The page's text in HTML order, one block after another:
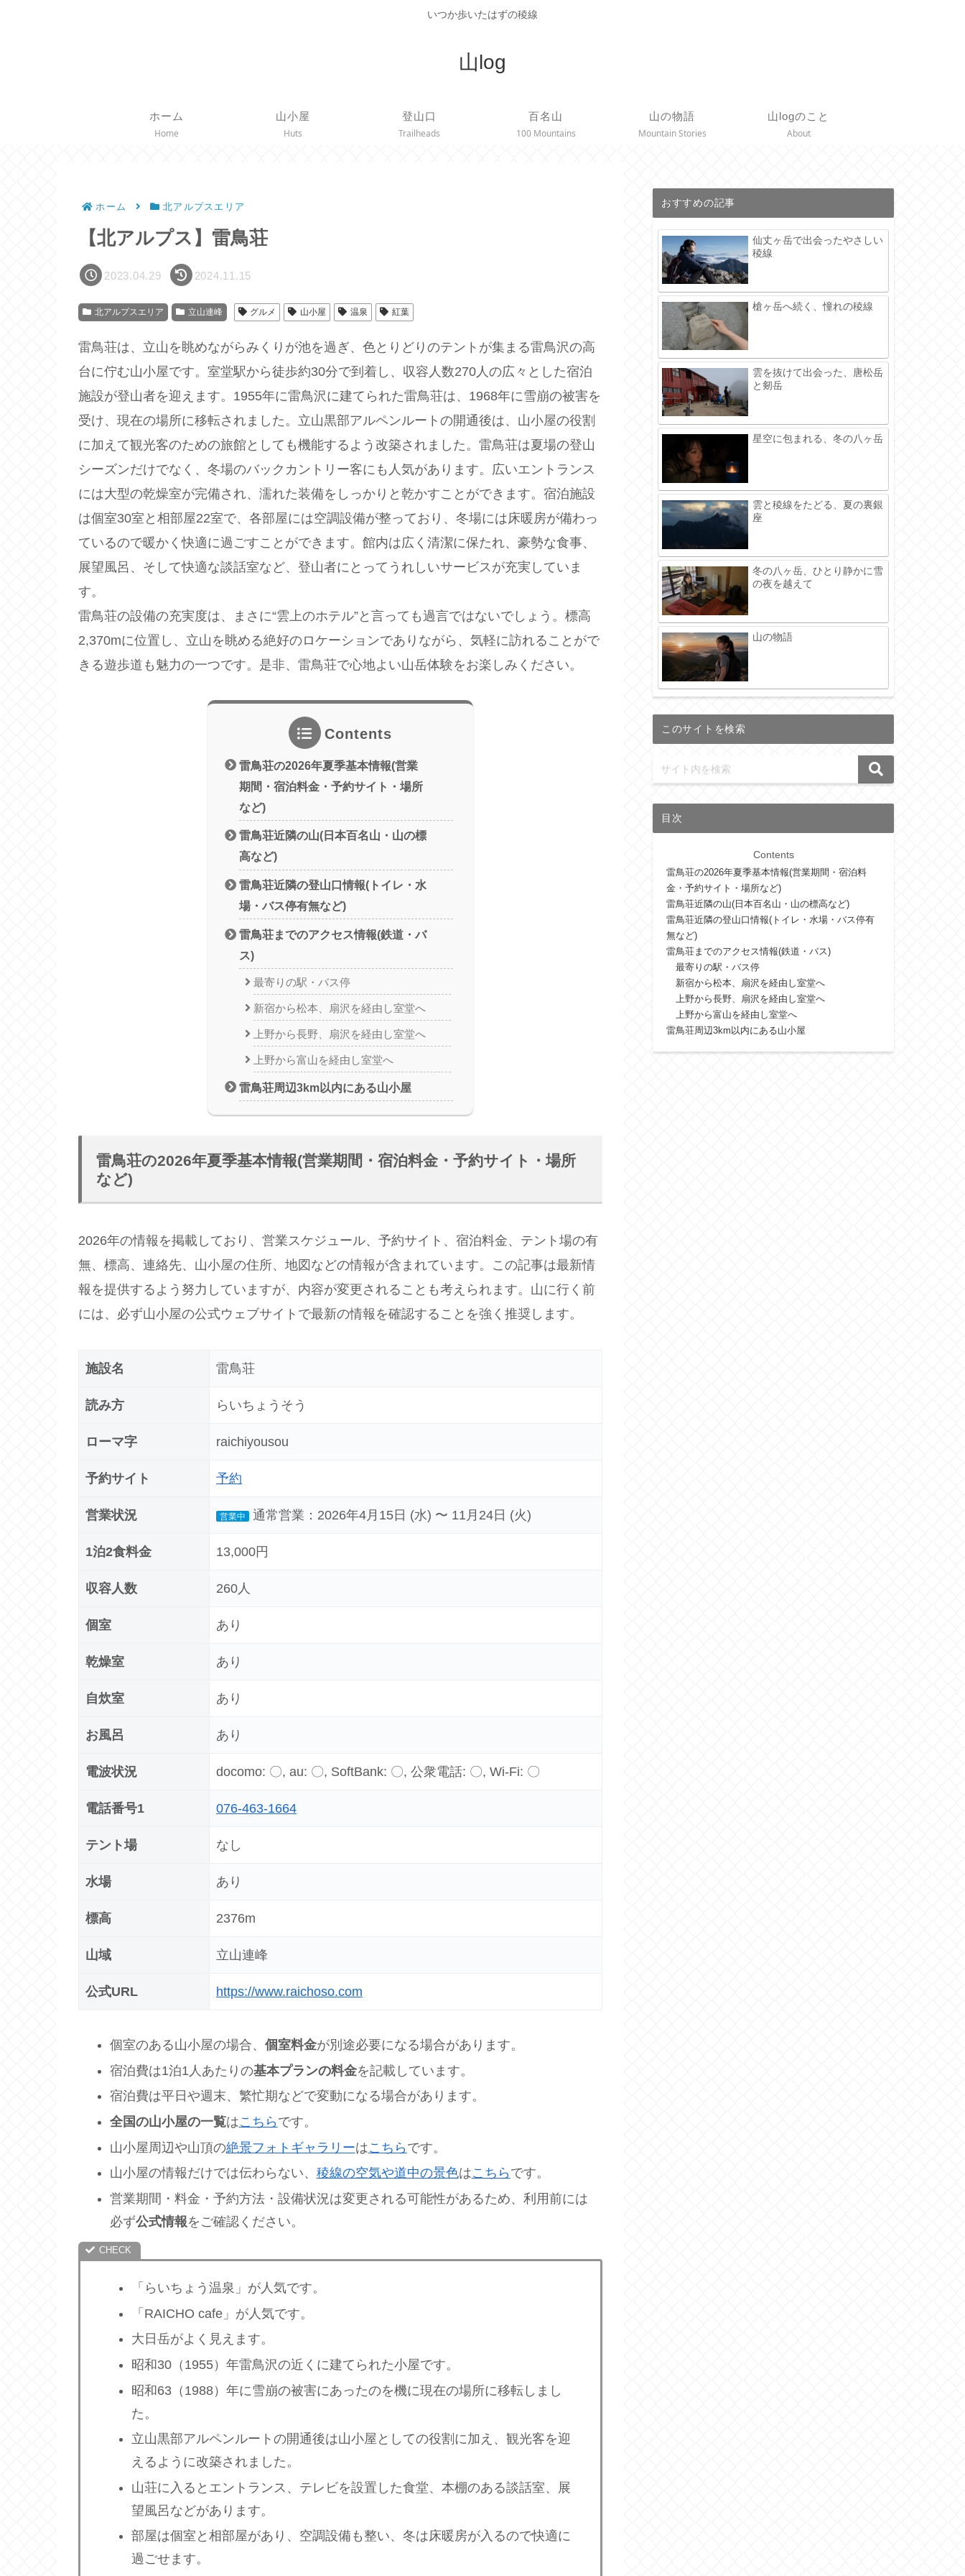
いつか歩いたはずの稜線
山log
ホーム
Home
山小屋
Huts
登山口
Trailheads
百名山
100 Mountains
山の物語
Mountain Stories
山logのこと
About
ホーム 北アルプスエリア
【北アルプス】雷鳥荘
2023.04.29 2024.11.15
北アルプスエリア 立山連峰 グルメ 山小屋 温泉 紅葉
雷鳥荘は、立山を眺めながらみくりが池を過ぎ、色とりどりのテントが集まる雷鳥沢の高
台に佇む山小屋です。室堂駅から徒歩約30分で到着し、収容人数270人の広々とした宿泊
施設が登山者を迎えます。1955年に雷鳥沢に建てられた雷鳥荘は、1968年に雪崩の被害を
受け、現在の場所に移転されました。立山黒部アルペンルートの開通後は、山小屋の役割
に加えて観光客のための旅館としても機能するよう改築されました。雷鳥荘は夏場の登山
シーズンだけでなく、冬場のバックカントリー客にも人気があります。広いエントランス
には大型の乾燥室が完備され、濡れた装備をしっかりと乾かすことができます。宿泊施設
は個室30室と相部屋22室で、各部屋には空調設備が整っており、冬場には床暖房が備わっ
ているので暖かく快適に過ごすことができます。館内は広く清潔に保たれ、豪勢な食事、
展望風呂、そして快適な談話室など、登山者にとってうれしいサービスが充実していま
す。
雷鳥荘の設備の充実度は、まさに“雲上のホテル”と言っても過言ではないでしょう。標高
2,370mに位置し、立山を眺める絶好のロケーションでありながら、気軽に訪れることがで
きる遊歩道も魅力の一つです。是非、雷鳥荘で心地よい山岳体験をお楽しみください。
Contents
雷鳥荘の2026年夏季基本情報(営業
期間・宿泊料金・予約サイト・場所
など)
雷鳥荘近隣の山(日本百名山・山の標
高など)
雷鳥荘近隣の登山口情報(トイレ・水
場・バス停有無など)
雷鳥荘までのアクセス情報(鉄道・バ
ス)
最寄りの駅・バス停
新宿から松本、扇沢を経由し室堂へ
上野から長野、扇沢を経由し室堂へ
上野から富山を経由し室堂へ
雷鳥荘周辺3km以内にある山小屋
雷鳥荘の2026年夏季基本情報(営業期間・宿泊料金・予約サイト・場所
など)
2026年の情報を掲載しており、営業スケジュール、予約サイト、宿泊料金、テント場の有
無、標高、連絡先、山小屋の住所、地図などの情報が含まれています。この記事は最新情
報を提供するよう努力していますが、内容が変更されることも考えられます。山に行く前
には、必ず山小屋の公式ウェブサイトで最新の情報を確認することを強く推奨します。
施設名 雷鳥荘
読み方 らいちょうそう
ローマ字 raichiyousou
予約サイト 予約
営業状況 営業中 通常営業：2026年4月15日 (水) 〜 11月24日 (火)
1泊2食料金 13,000円
収容人数 260人
個室 あり
乾燥室 あり
自炊室 あり
お風呂 あり
電波状況 docomo: 〇, au: 〇, SoftBank: 〇, 公衆電話: 〇, Wi-Fi: 〇
電話番号1 076-463-1664
テント場 なし
水場 あり
標高 2376m
山域 立山連峰
公式URL https://www.raichoso.com
個室のある山小屋の場合、 個室料金が別途必要になる場合があります。
宿泊費は1泊1人あたりの基本プランの料金を記載しています。
宿泊費は平日や週末、繁忙期などで変動になる場合があります。
全国の山小屋の一覧はこちら です。
山小屋周辺や山頂の絶景フォトギャラリーはこちら です。
山小屋の情報だけでは伝わらない、 稜線の空気や道中の景色はこちら です。
営業期間・料金・予約方法・設備状況は変更される可能性があるため、利用前には
必ず公式情報をご確認ください。
「らいちょう温泉」が人気です。
「RAICHO cafe」が人気です。
大日岳がよく見えます。
昭和30（1955）年雷鳥沢の近くに建てられた小屋です。
昭和63（1988）年に雪崩の被害にあったのを機に現在の場所に移転しまし
た。
立山黒部アルペンルートの開通後は山小屋としての役割に加え、観光客を迎
えるように改築されました。
山荘に入るとエントランス、テレビを設置した食堂、本棚のある談話室、展
望風呂などがあります。
部屋は個室と相部屋があり、空調設備も整い、冬は床暖房が入るので快適に
過ごせます。
おすすめの記事
仙丈ヶ岳で出会ったやさしい
稜線
槍ヶ岳へ続く、憧れの稜線
雲を抜けて出会った、唐松岳
と剱岳
星空に包まれる、冬の八ヶ岳
雲と稜線をたどる、夏の裏銀
座
冬の八ヶ岳、ひとり静かに雪
の夜を越えて
山の物語
このサイトを検索
目次
Contents
雷鳥荘の2026年夏季基本情報(営業期間・宿泊料
金・予約サイト・場所など)
雷鳥荘近隣の山(日本百名山・山の標高など)
雷鳥荘近隣の登山口情報(トイレ・水場・バス停有
無など)
雷鳥荘までのアクセス情報(鉄道・バス)
最寄りの駅・バス停
新宿から松本、扇沢を経由し室堂へ
上野から長野、扇沢を経由し室堂へ
上野から富山を経由し室堂へ
雷鳥荘周辺3km以内にある山小屋